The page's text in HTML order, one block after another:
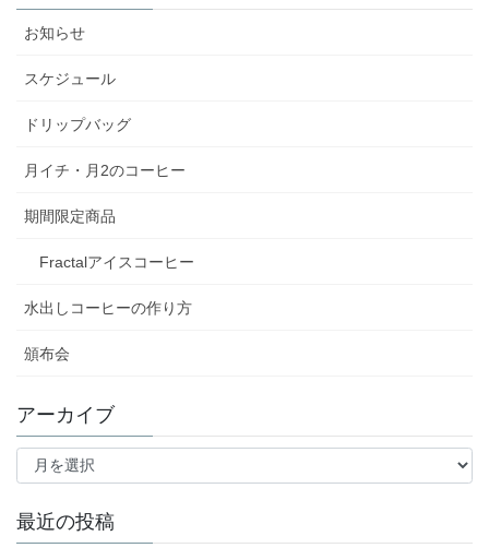
お知らせ
スケジュール
ドリップバッグ
月イチ・月2のコーヒー
期間限定商品
Fractalアイスコーヒー
水出しコーヒーの作り方
頒布会
アーカイブ
ア
イ
最近の投稿